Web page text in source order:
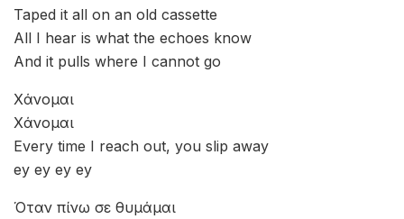
There’s a space you used to fill
Every night and it haunts me still
All I hear is what the echoes know
And it pulls where I cannot go